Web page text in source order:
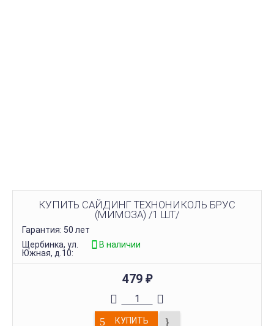
КУПИТЬ САЙДИНГ ТЕХНОНИКОЛЬ БРУС
(МИМОЗА) /1 ШТ/
Гарантия: 50 лет
Щербинка, ул.
Южная, д.10:
В наличии
479 ₽
КУПИТЬ